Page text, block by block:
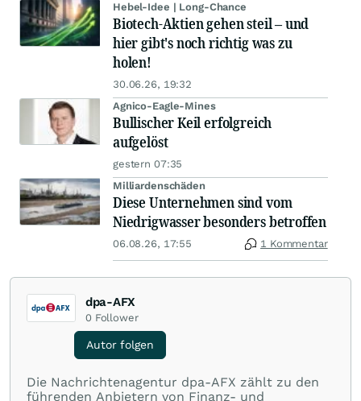
Hebel-Idee | Long-Chance
Biotech-Aktien gehen steil – und
hier gibt's noch richtig was zu
holen!
30.06.26, 19:32
Agnico-Eagle-Mines
Bullischer Keil erfolgreich
aufgelöst
gestern 07:35
Milliardenschäden
Diese Unternehmen sind vom
Niedrigwasser besonders betroffen
06.08.26, 17:55 1 Kommentar
dpa-AFX
0 Follower
Autor folgen
Die Nachrichtenagentur dpa-AFX zählt zu den
führenden Anbietern von Finanz- und